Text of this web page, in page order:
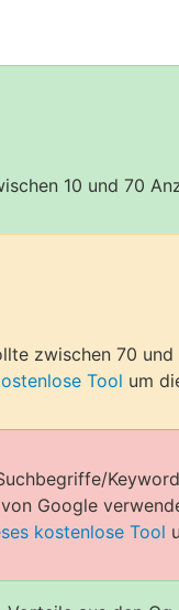
10 und 70
zwischen 70
Tool um
Google
kostenlose Tool